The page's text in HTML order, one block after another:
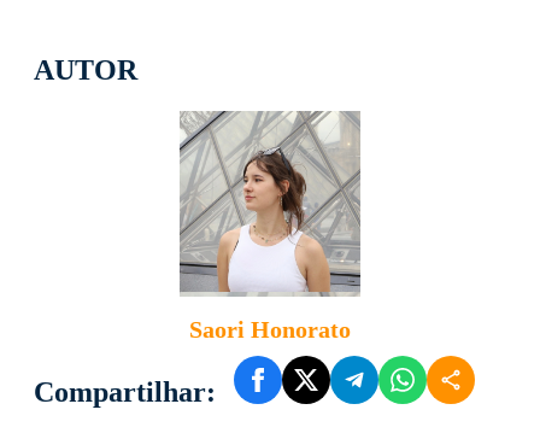
AUTOR
Saori Honorato
Compartilhar: